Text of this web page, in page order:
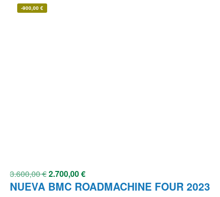
-900,00 €
3.600,00€2.700,00€
NUEVA BMC ROADMACHINE FOUR 2023